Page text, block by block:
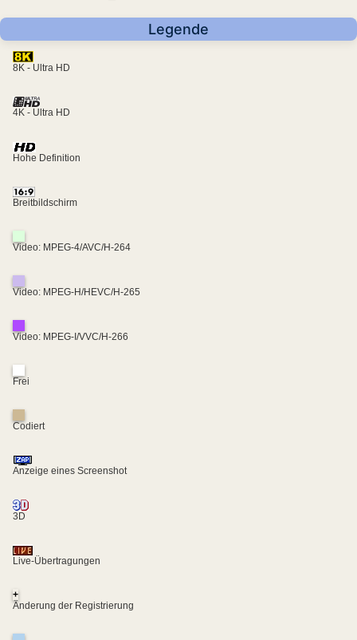
Legende
8K - Ultra HD
4K - Ultra HD
Hohe Definition
Breitbildschirm
Video: MPEG-4/AVC/H-264
Video: MPEG-H/HEVC/H-265
Video: MPEG-I/VVC/H-266
Frei
Codiert
Anzeige eines Screenshot
3D
Live-Übertragungen
+
Änderung der Registrierung